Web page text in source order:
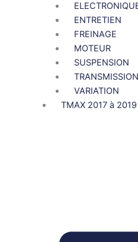
ENTRETIEN
FREINAGE
MOTEUR
SUSPENSION
TRANSMISSION
VARIATION
TMAX 2017 à 2019